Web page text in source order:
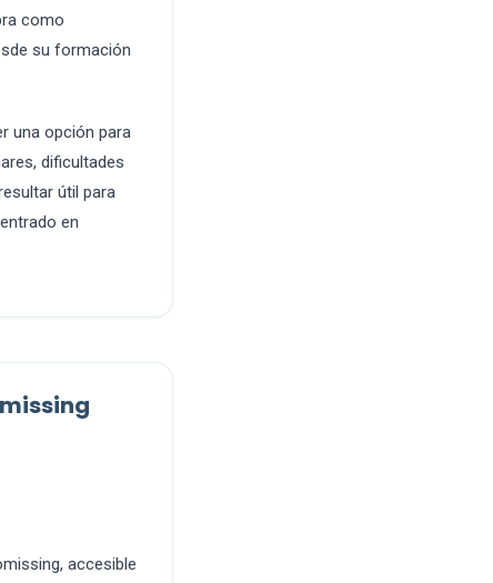
como
su formación
una opción para
dificultades
útil para
en
accesible